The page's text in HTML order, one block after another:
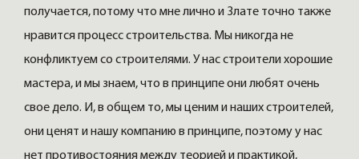
получается, потому что мне лично и Злате точно также
нравится процесс строительства. Мы никогда не
конфликтуем со строителями. У нас строители хорошие
мастера, и мы знаем, что в принципе они любят очень
свое дело. И, в общем то, мы ценим и наших строителей,
они ценят и нашу компанию в принципе, поэтому у нас
нет противостояния между теорией и практикой,